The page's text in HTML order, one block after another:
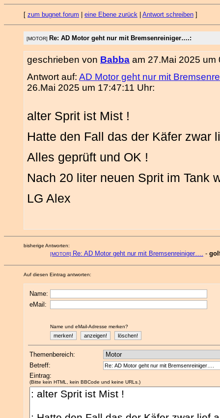
[ zum bugnet.forum eine Ebene zurück Antwort schreiben ]
[MOTOR] Re: AD Motor geht nur mit Bremsenreiniger….:
geschrieben von Babba am 27.Mai 2025 um
Antwort auf: AD Motor geht nur mit
26.Mai 2025 um 17:47:11 Uhr:
alter Sprit ist Mist !
Hatte den Fall das der Käfer zwar
Alles geprüft und OK !
Nach 20 liter neuen Sprit im Tank
LG Alex
bisherige Antworten:
[MOTOR] Re: AD Motor geht nur mit Bremsenreiniger…. -
Auf diesen Eintrag antworten:
Name:
eMail:
Name und eMail-Adresse merken?
Themenbereich:
Betreff:
Eintrag:
(Bitte kein HTML, kein BBCode und keine URLs.)